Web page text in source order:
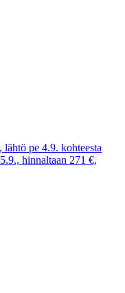
pe 4.9. kohteesta
hinnaltaan 271 €,